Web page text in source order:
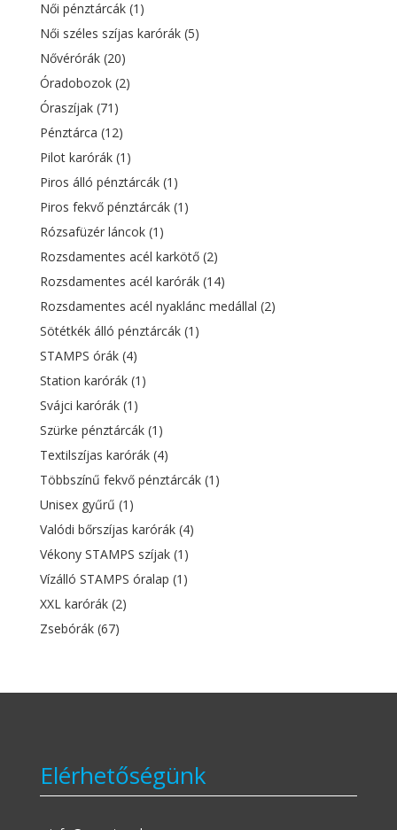
Női pénztárcák (1)
Női széles szíjas karórák (5)
Nővérórák (20)
Óradobozok (2)
Óraszíjak (71)
Pénztárca (12)
Pilot karórák (1)
Piros álló pénztárcák (1)
Piros fekvő pénztárcák (1)
Rózsafüzér láncok (1)
Rozsdamentes acél karkötő (2)
Rozsdamentes acél karórák (14)
Rozsdamentes acél nyaklánc medállal (2)
Sötétkék álló pénztárcák (1)
STAMPS órák (4)
Station karórák (1)
Svájci karórák (1)
Szürke pénztárcák (1)
Textilszíjas karórák (4)
Többszínű fekvő pénztárcák (1)
Unisex gyűrű (1)
Valódi bőrszíjas karórák (4)
Vékony STAMPS szíjak (1)
Vízálló STAMPS óralap (1)
XXL karórák (2)
Zsebórák (67)
Elérhetőségünk